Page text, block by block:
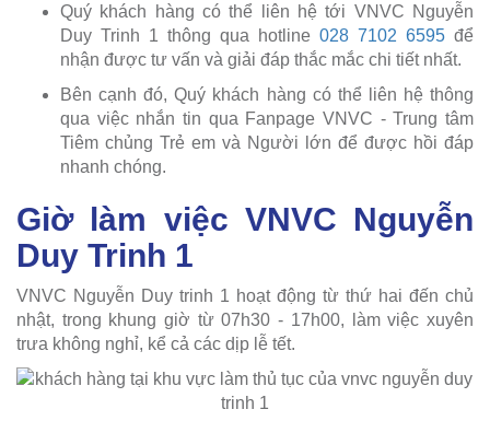
Quý khách hàng có thể liên hệ tới VNVC Nguyễn
Duy Trinh 1 thông qua hotline 028 7102 6595 để
nhận được tư vấn và giải đáp thắc mắc chi tiết nhất.
Bên cạnh đó, Quý khách hàng có thể liên hệ thông
qua việc nhắn tin qua Fanpage VNVC - Trung tâm
Tiêm chủng Trẻ em và Người lớn để được hồi đáp
nhanh chóng.
Giờ làm việc VNVC Nguyễn
Duy Trinh 1
VNVC Nguyễn Duy trinh 1 hoạt động từ thứ hai đến chủ
nhật, trong khung giờ từ 07h30 - 17h00, làm việc xuyên
trưa không nghỉ, kể cả các dịp lễ tết.